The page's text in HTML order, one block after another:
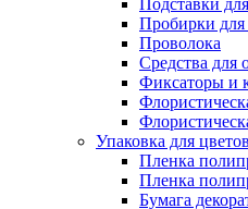
Пробирки для
Проволока
Средства для
Фиксаторы и
Упаковка для цветов
Пленка
Пленка
Бумага